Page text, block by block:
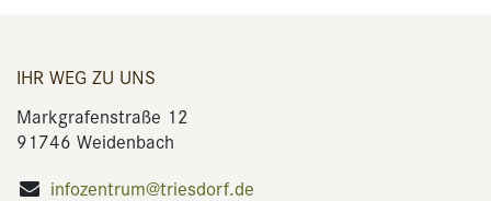
IHR WEG ZU UNS
Markgrafenstraße 12
91746 Weidenbach
infozentrum@triesdorf.de